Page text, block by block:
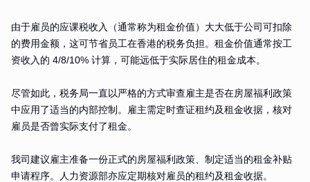
由于雇员的应课税收入（通常称为租金价值）大大低于公司可扣除
的费用金额，这可节省员工在香港的税务负担。租金价值通常按工
资收入的 4/8/10% 计算，可能远低于实际居住的租金成本。
尽管如此，税务局一直以严格的方式审查雇主是否在房屋福利政策
中应用了适当的内部控制。雇主需定时查证租约及租金收据，核对
雇员是否曾实际支付了租金。
我司建议雇主准备一份正式的房屋福利政策、制定适当的租金补贴
申请程序。人力资源部亦应定期核对雇员的租约及租金收据。